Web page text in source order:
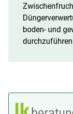
boden- und